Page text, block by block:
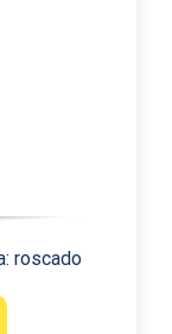
roscado